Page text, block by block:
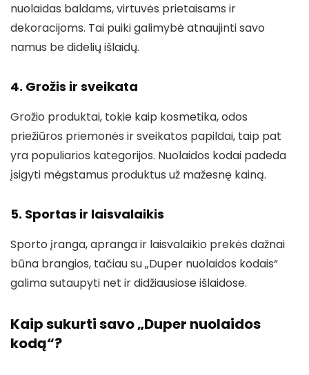
nuolaidas baldams, virtuvės prietaisams ir
dekoracijoms. Tai puiki galimybė atnaujinti savo
namus be didelių išlaidų.
4. Grožis ir sveikata
Grožio produktai, tokie kaip kosmetika, odos
priežiūros priemonės ir sveikatos papildai, taip pat
yra populiarios kategorijos. Nuolaidos kodai padeda
įsigyti mėgstamus produktus už mažesnę kainą.
5. Sportas ir laisvalaikis
Sporto įranga, apranga ir laisvalaikio prekės dažnai
būna brangios, tačiau su „Duper nuolaidos kodais“
galima sutaupyti net ir didžiausiose išlaidose.
Kaip sukurti savo „Duper nuolaidos
kodą“?